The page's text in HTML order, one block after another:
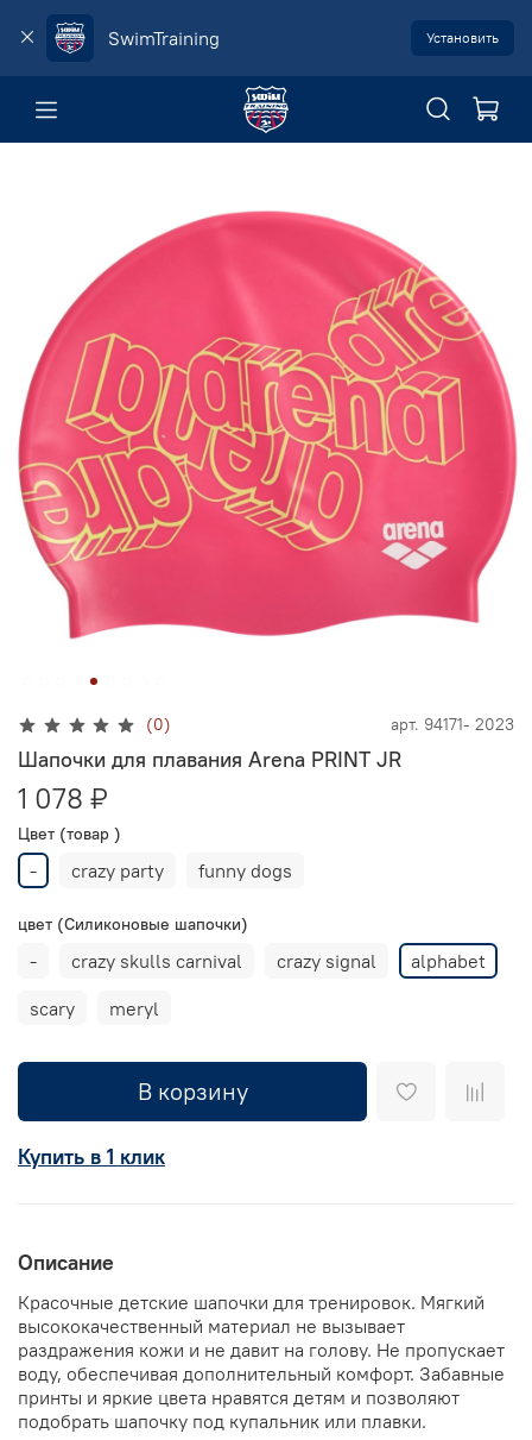
SwimTraining Установить
(0) арт. 94171- 2023
Шапочки для плавания Arena PRINT JR
1 078 ₽
Цвет (товар )
- crazy party funny dogs
цвет (Силиконовые шапочки)
- crazy skulls carnival crazy signal
alphabet
scary
meryl
В корзину
Купить в 1 клик
Описание
Красочные детские шапочки для тренировок. Мягкий
высококачественный материал не вызывает
раздражения кожи и не давит на голову. Не пропускает
воду, обеспечивая дополнительный комфорт. Забавные
принты и яркие цвета нравятся детям и позволяют
подобрать шапочку под купальник или плавки.